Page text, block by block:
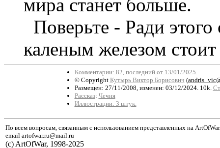
мира станет больше.
Поверьте - Ради
каленым железом
Комментарии: 82, последний от 13/01/2025.
© Copyright Кутырь Виктор Борисович (
Размещен: 27/11/2008, изменен: 03/12/2024. 10k.
Рассказ: Чечня
Иллюстрации: 3 штук.
По всем вопросам, связанным с использованием представленных на
email artofwar.ru@mail.ru
(с) ArtOfWar, 1998-2025